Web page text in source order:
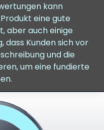
kann
eine gute
aber auch einige
dass Kunden sich vor
und die
um eine fundierte